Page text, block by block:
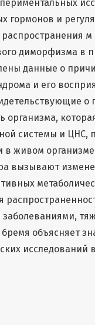
гормонов и
м
диморфизма в
данные о
и его
о
организма,
системы и ЦНС,
живом
вызывают
объясняет
исследований